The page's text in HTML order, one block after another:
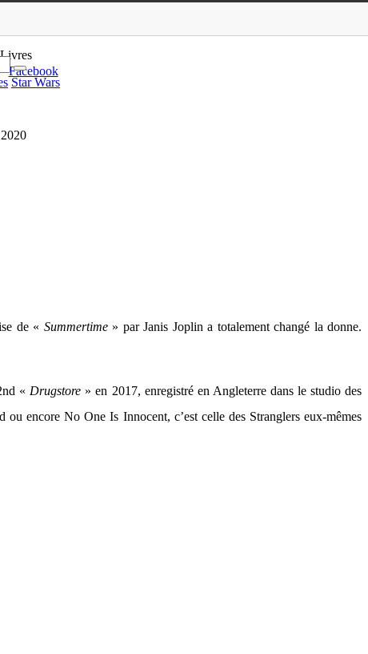
Livres
Star Wars
Facebook
de « Summertime» par Janis Joplin a totalement changé la donne.
« Drugstore » en 2017, enregistré en Angleterre dans le studio des
encore No One Is Innocent, c’est celle des Stranglers eux-mêmes